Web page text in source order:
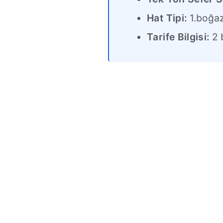
Hat Tipi:
Tarife Bilgisi: 2